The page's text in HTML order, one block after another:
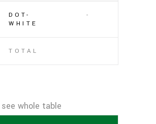
DOT-
WHITE
-
TOTAL